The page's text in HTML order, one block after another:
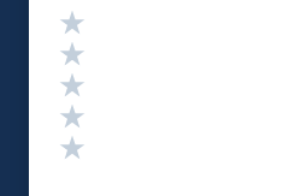
Valutazione